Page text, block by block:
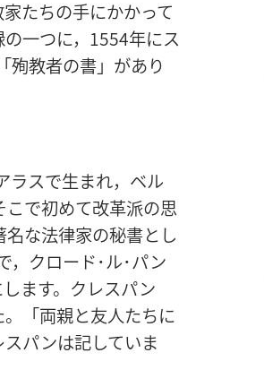
たちの手にかかって
一つに，1554年にス
殉教者の書」があり
ラスで生まれ，ベル
で初めて改革派の思
な法律家の秘書とし
，クロード･ル･パン
ます。クレスパン
「両親と友人たちに
パンは記していま